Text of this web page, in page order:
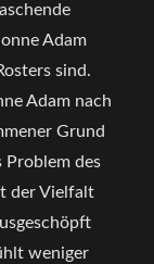
Adam
sind.
Adam nach
Grund
Problem des
der Vielfalt
weniger